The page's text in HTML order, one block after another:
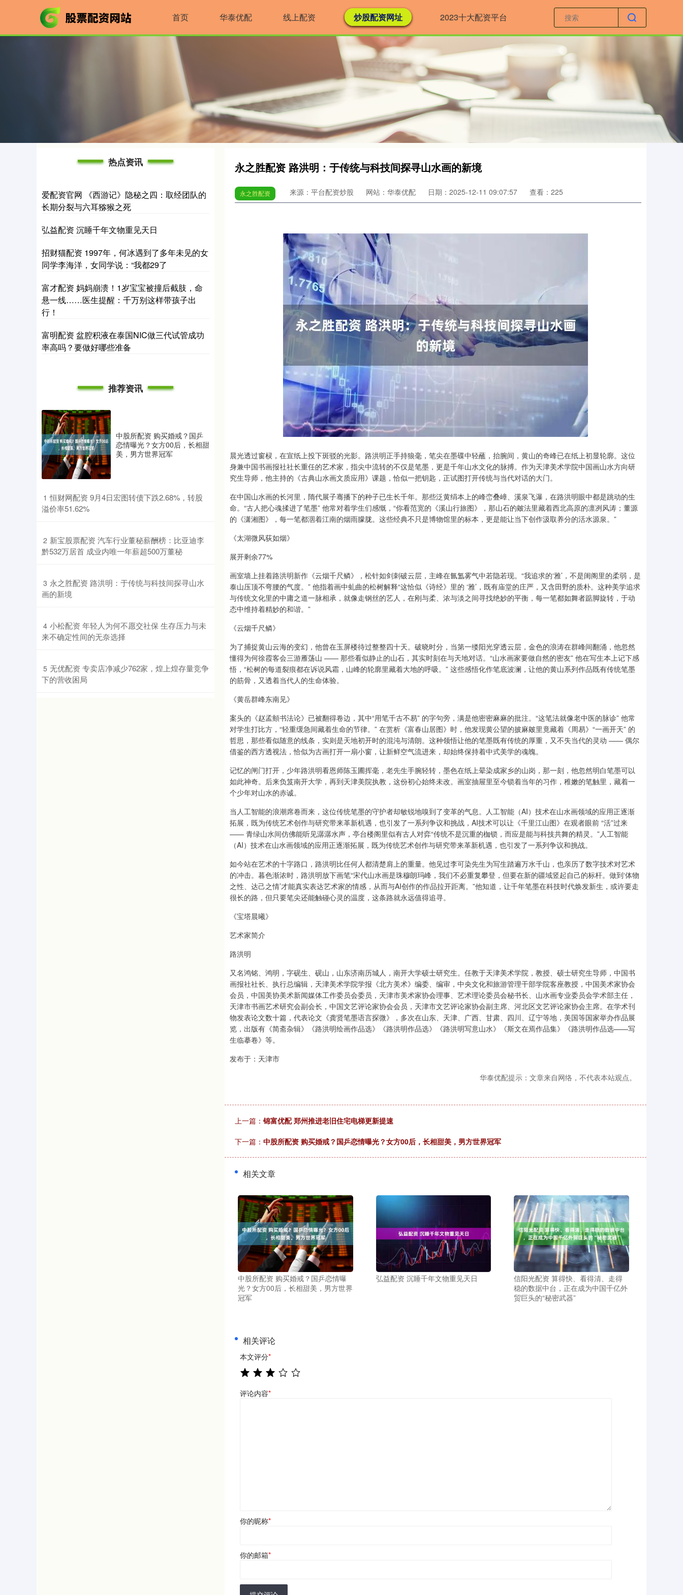
首页 华泰优配 线上配资 炒股配资网址 2023十大配资平台
永之胜配资 路洪明：于传统与科技间探寻山水画的新境
永之胜配资 来源：平台配资炒股 网站：华泰优配 日期：2025-12-11 09:07:57 查看：225
晨光透过窗棂，在宣纸上投下斑驳的光影。路洪明正手持狼毫，笔尖在墨碟中轻蘸，抬腕间，黄山的奇峰已在纸上初显轮廓。这位
身兼中国书画报社社长重任的艺术家，指尖中流转的不仅是笔墨，更是千年山水文化的脉搏。作为天津美术学院中国画山水方向研
究生导师，他主持的《古典山水画文质应用》课题，恰似一把钥匙，正试图打开传统与当代对话的大门。
在中国山水画的长河里，隋代展子骞播下的种子已生长千年。那些泛黄绢本上的峰峦叠嶂、溪泉飞瀑，在路洪明眼中都是跳动的生
命。“古人把心魂揉进了笔墨” 他常对着学生们感慨，“你看范宽的《溪山行旅图》，那山石的皴法里藏着西北高原的凛冽风涛；董源
的《潇湘图》，每一笔都洇着江南的烟雨朦胧。这些经典不只是博物馆里的标本，更是能让当下创作汲取养分的活水源泉。”
《太湖微风荻如烟》
展开剩余77%
画室墙上挂着路洪明新作《云烟千尺鳞》，松针如剑刺破云层，主峰在氤氲雾气中若隐若现。“我追求的‘雅’，不是闺阁里的柔弱，是
泰山压顶不弯腰的气度。” 他指着画中虬曲的松树解释“这恰似《诗经》里的 ‘雅’，既有庙堂的庄严，又含田野的质朴。这种美学追求
与传统文化里的中庸之道一脉相承，就像走钢丝的艺人，在刚与柔、浓与淡之间寻找绝妙的平衡，每一笔都如舞者踮脚旋转，于动
态中维持着精妙的和谐。”
《云烟千尺鳞》
为了捕捉黄山云海的变幻，他曾在玉屏楼待过整整四十天。破晓时分，当第一缕阳光穿透云层，金色的浪涛在群峰间翻涌，他忽然
懂得为何徐霞客会三游雁荡山 —— 那些看似静止的山石，其实时刻在与天地对话。“山水画家要做自然的密友” 他在写生本上记下感
悟，“松树的每道裂痕都在诉说风霜，山峰的轮廓里藏着大地的呼吸。” 这些感悟化作笔底波澜，让他的黄山系列作品既有传统笔墨
的筋骨，又透着当代人的生命体验。
《黄岳群峰东南见》
案头的《赵孟頫书法论》已被翻得卷边，其中“用笔千古不易” 的字句旁，满是他密密麻麻的批注。“这笔法就像老中医的脉诊” 他常
对学生打比方，“轻重缓急间藏着生命的节律。” 在赏析《富春山居图》时，他发现黄公望的披麻皴里竟藏着《周易》“一画开天” 的
哲思，那些看似随意的线条，实则是天地初开时的混沌与清朗。这种领悟让他的笔墨既有传统的厚重，又不失当代的灵动 —— 偶尔
借鉴的西方透视法，恰似为古画打开一扇小窗，让新鲜空气流进来，却始终保持着中式美学的魂魄。
记忆的闸门打开，少年路洪明看恩师陈玉圃挥毫，老先生手腕轻转，墨色在纸上晕染成家乡的山岗，那一刻，他忽然明白笔墨可以
如此神奇。后来负笈南开大学，再到天津美院执教，这份初心始终未改。画室抽屉里至今锁着当年的习作，稚嫩的笔触里，藏着一
个少年对山水的赤诚。
当人工智能的浪潮席卷而来，这位传统笔墨的守护者却敏锐地嗅到了变革的气息。人工智能（AI）技术在山水画领域的应用正逐渐
拓展，既为传统艺术创作与研究带来革新机遇，也引发了一系列争议和挑战，AI技术可以让《千里江山图》在观者眼前 “活”过来
—— 青绿山水间仿佛能听见潺潺水声，亭台楼阁里似有古人对弈“传统不是沉重的枷锁，而应是能与科技共舞的精灵。”人工智能
（AI）技术在山水画领域的应用正逐渐拓展，既为传统艺术创作与研究带来革新机遇，也引发了一系列争议和挑战。
如今站在艺术的十字路口，路洪明比任何人都清楚肩上的重量。他见过李可染先生为写生踏遍万水千山，也亲历了数字技术对艺术
的冲击。暮色渐浓时，路洪明放下画笔“宋代山水画是珠穆朗玛峰，我们不必重复攀登，但要在新的疆域竖起自己的标杆。做到‘体物
之性、达己之情’才能真实表达艺术家的情感，从而与AI创作的作品拉开距离。”他知道，让千年笔墨在科技时代焕发新生，或许要走
很长的路，但只要笔尖还能触碰心灵的温度，这条路就永远值得追寻。
《宝塔晨曦》
艺术家简介
路洪明
又名鸿铭、鸿明，字砚生、砚山，山东济南历城人，南开大学硕士研究生。任教于天津美术学院，教授、硕士研究生导师，中国书
画报社社长、执行总编辑，天津美术学院学报《北方美术》编委、编审，中央文化和旅游管理干部学院客座教授，中国美术家协会
会员，中国美协美术新闻媒体工作委员会委员，天津市美术家协会理事、艺术理论委员会秘书长、山水画专业委员会学术部主任，
天津市书画艺术研究会副会长，中国文艺评论家协会会员，天津市文艺评论家协会副主席、河北区文艺评论家协会主席。在学术刊
物发表论文数十篇，代表论文《龚贤笔墨语言探微》，多次在山东、天津、广西、甘肃、四川、辽宁等地，美国等国家举办作品展
览，出版有《简斋杂辑》《路洪明绘画作品选》《路洪明作品选》《路洪明写意山水》《斯文在焉作品集》《路洪明作品选——写
生临摹卷》等。
发布于：天津市
华泰优配提示：文章来自网络，不代表本站观点。
上一篇： 锦富优配 郑州推进老旧住宅电梯更新提速
下一篇： 中股所配资 购买婚戒？国乒恋情曝光？女方00后，长相甜美，男方世界冠军
相关文章
中股所配资 购买婚戒？国乒恋情曝
光？女方00后，长相甜美，男方世界
冠军
弘益配资 沉睡千年文物重见天日
信阳光配资 算得快、看得清、走得
稳的数据中台，正在成为中国千亿外
贸巨头的“秘密武器”
相关评论
本文评分*
评论内容*
你的昵称*
你的邮箱*
热点资讯
爱配资官网 《西游记》隐秘之四：取经团队的
长期分裂与六耳猕猴之死
弘益配资 沉睡千年文物重见天日
招财猫配资 1997年，何冰遇到了多年未见的女
同学李海洋，女同学说：“我都29了
富才配资 妈妈崩溃！1岁宝宝被撞后截肢，命
悬一线……医生提醒：千万别这样带孩子出
行！
富明配资 盆腔积液在泰国NIC做三代试管成功
率高吗？要做好哪些准备
推荐资讯
中股所配资 购买婚戒？国乒
恋情曝光？女方00后，长相甜
美，男方世界冠军
1 ​恒财网配资 9月4日宏图转债下跌2.68%，转股
溢价率51.62%
2 ​新宝股票配资 汽车行业董秘薪酬榜：比亚迪李
黔532万居首 成业内唯一年薪超500万董秘
3 ​永之胜配资 路洪明：于传统与科技间探寻山水
画的新境
4 ​小松配资 年轻人为何不愿交社保 生存压力与未
来不确定性间的无奈选择
5 ​无优配资 专卖店净减少762家，煌上煌存量竞争
下的营收困局